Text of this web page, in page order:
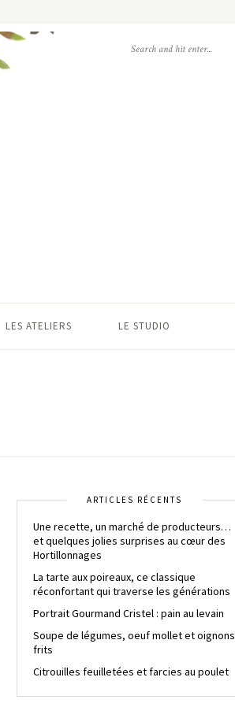
LES ATELIERS LE STUDIO
ARTICLES RÉCENTS
Une recette, un marché de producteurs…
et quelques jolies surprises au cœur des
Hortillonnages
La tarte aux poireaux, ce classique
réconfortant qui traverse les générations
Portrait Gourmand Cristel : pain au levain
Soupe de légumes, oeuf mollet et oignons
frits
Citrouilles feuilletées et farcies au poulet